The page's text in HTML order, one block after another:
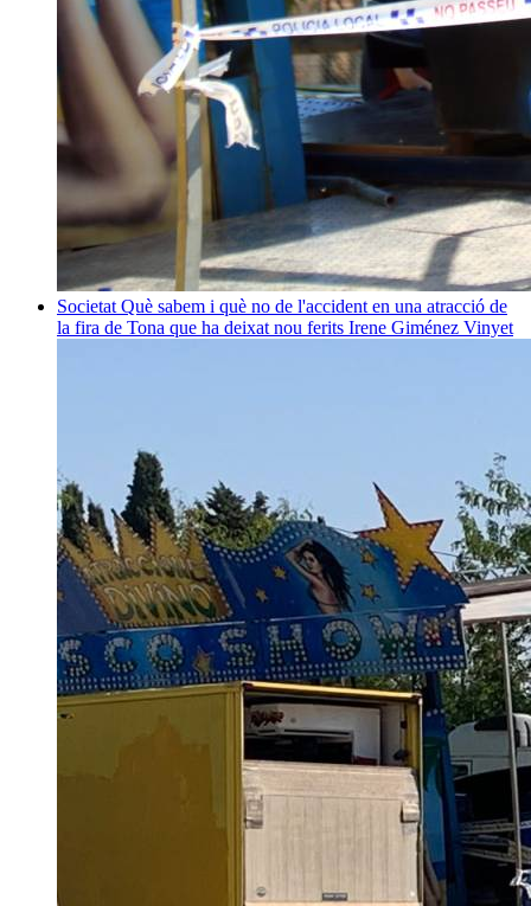
Societat Què sabem i què no de l'accident en una atracció de
la fira de Tona que ha deixat nou ferits Irene Giménez Vinyet